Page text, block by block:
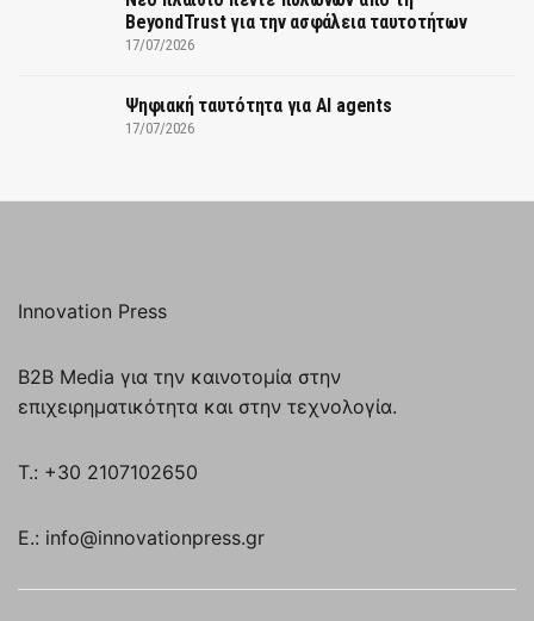
BeyondTrust για την ασφάλεια ταυτοτήτων
17/07/2026
Ψηφιακή ταυτότητα για AI agents
17/07/2026
Innovation Press
B2B Media για την καινοτομία στην
επιχειρηματικότητα και στην τεχνολογία.
T.: +30 2107102650
E.: info@innovationpress.gr